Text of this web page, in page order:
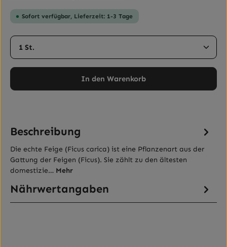
Sofort verfügbar, Lieferzeit: 1-3 Tage
Produkt Anzahl: Gib den gewünschten Wert ein
In den Warenkorb
Beschreibung
Die echte Feige (Ficus carica) ist eine Pflanzenart aus der
Gattung der Feigen (Ficus). Sie zählt zu den ältesten
domestizie… Mehr
Nährwertangaben